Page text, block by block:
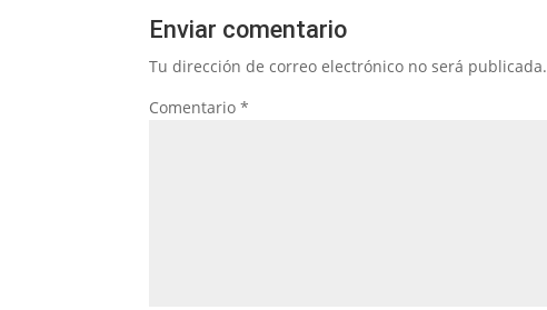
Enviar comentario
Tu dirección de correo electrónico no será publicada.
Comentario*